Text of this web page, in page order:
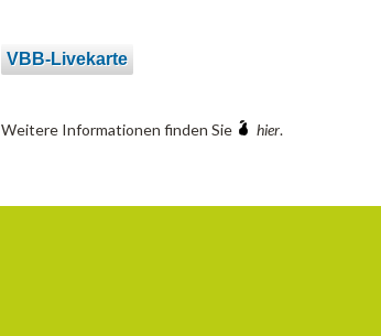
VBB-Livekarte
Weitere Informationen finden Sie hier.